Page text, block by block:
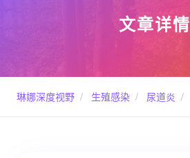
文章详情
琳娜深度视野 / 生殖感染 / 尿道炎 /